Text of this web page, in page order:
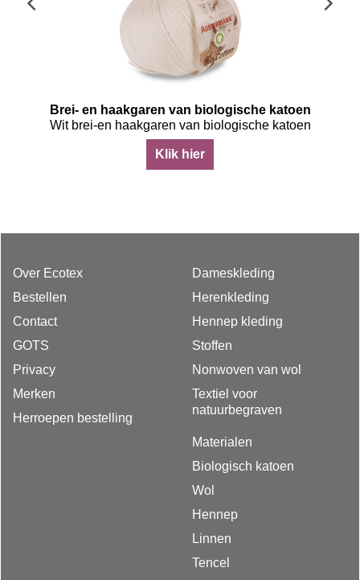
Brei- en haakgaren van biologische katoen
Wit brei-en haakgaren van biologische katoen
Klik hier
Over Ecotex
Bestellen
Contact
GOTS
Privacy
Merken
Herroepen bestelling
Dameskleding
Herenkleding
Hennep kleding
Stoffen
Nonwoven van wol
Textiel voor
natuurbegraven
Materialen
Biologisch katoen
Wol
Hennep
Linnen
Tencel